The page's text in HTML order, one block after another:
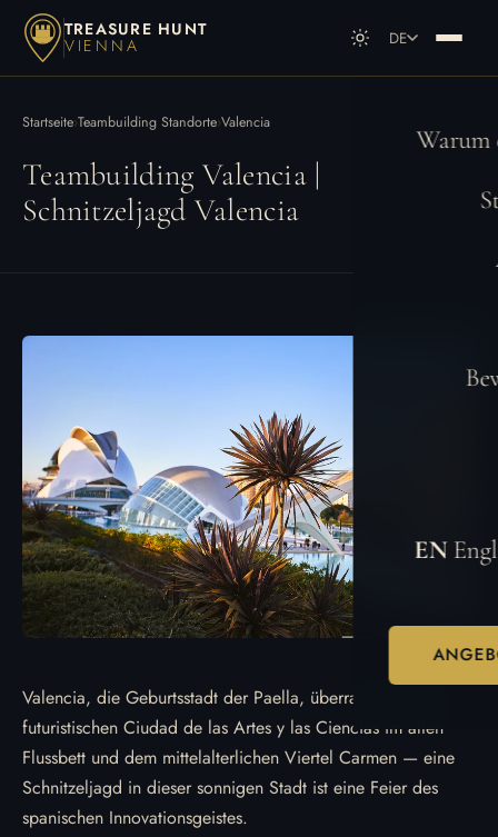
TREASURE HUNT
VIENNA DE
DE Deutsch
EN
Startseite›Teambuilding Standorte›Valencia
Teambuilding Valencia |
Schnitzeljagd Valencia
Valencia, die Geburtsstadt der Paella, überrascht mit der
futuristischen Ciudad de las Artes y las Ciencias im alten
Flussbett und dem mittelalterlichen Viertel Carmen — eine
Schnitzeljagd in dieser sonnigen Stadt ist eine Feier des
spanischen Innovationsgeistes.